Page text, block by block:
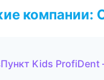
компании:
Kids ProfiDent